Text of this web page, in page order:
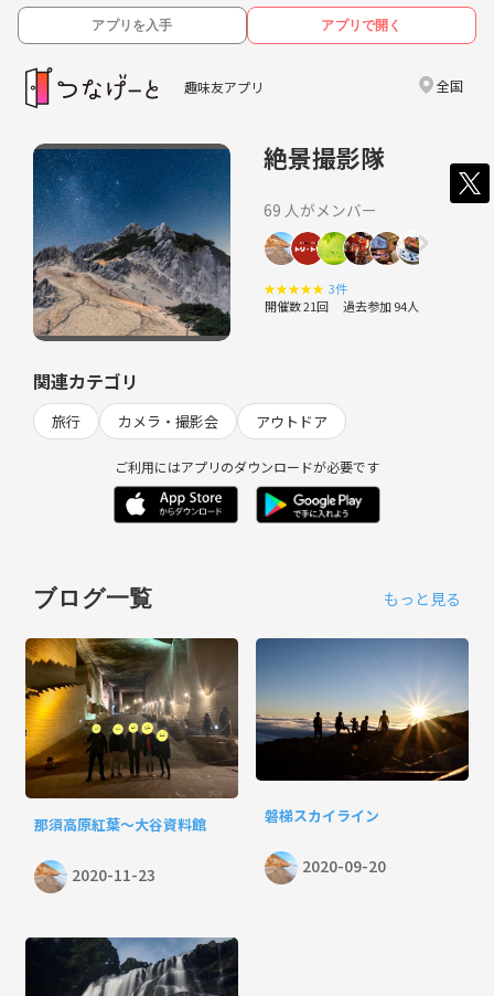
アプリを入手 アプリで開く
趣味友アプリ 全国
絶景撮影隊
69 人がメンバー
★★★★★ 3件
開催数 21回 過去参加 94人
関連カテゴリ
旅行 カメラ・撮影会 アウトドア
ご利用にはアプリのダウンロードが必要です
ブログ一覧 もっと見る
那須高原紅葉〜大谷資料館
2020-11-23
磐梯スカイライン
2020-09-20